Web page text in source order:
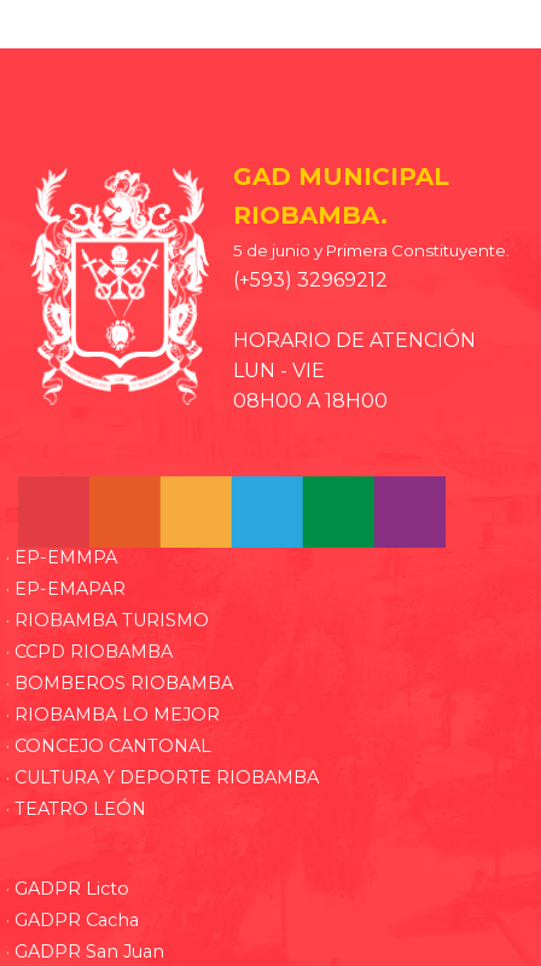
GAD MUNICIPAL
RIOBAMBA.
5 de junio y Primera Constituyente.
(+593) 32969212
HORARIO DE ATENCIÓN
LUN - VIE
08H00 A 18H00
· EP-EMMPA
· EP-EMAPAR
· RIOBAMBA TURISMO
· CCPD RIOBAMBA
· BOMBEROS RIOBAMBA
· RIOBAMBA LO MEJOR
· CONCEJO CANTONAL
· CULTURA Y DEPORTE RIOBAMBA
· TEATRO LEÓN
· GADPR Licto
· GADPR Cacha
· GADPR San Juan